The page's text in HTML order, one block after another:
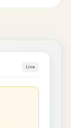
Live